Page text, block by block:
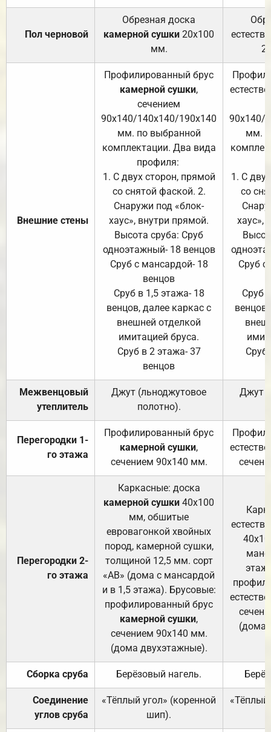
Пол черновой
Обрезная доска
камерной сушки 20х100
мм.
Внешние стены
Профилированный брус
камерной сушки,
сечением
90х140/140х140/190х140
мм. по выбранной
комплектации. Два вида
профиля:
1. С двух сторон, прямой
со снятой фаской. 2.
Снаружи под «блок-
хаус», внутри прямой.
Высота сруба: Сруб
одноэтажный- 18 венцов
Сруб с мансардой- 18
венцов
Сруб в 1,5 этажа- 18
венцов, далее каркас с
внешней отделкой
имитацией бруса.
Сруб в 2 этажа- 37
венцов
90х140/
мм.
1. С
со
хаус»,
Сруб с
Сруб
Сруб
Межвенцовый
утеплитель
Джут (льноджутовое
полотно).
Джут
Перегородки 1-
го этажа
Профилированный брус
камерной сушки,
сечением 90х140 мм.
Перегородки 2-
го этажа
Каркасные: доска
камерной сушки 40х100
мм, обшитые
евровагонкой хвойных
пород, камерной сушки,
толщиной 12,5 мм. сорт
«АВ» (дома с мансардой
и в 1,5 этажа). Брусовые:
профилированный брус
камерной сушки,
сечением 90х140 мм.
(дома двухэтажные).
(дома
Сборка сруба Берёзовый нагель.
Соединение
углов сруба
«Тёплый угол» (коренной
шип).
«Тёплый